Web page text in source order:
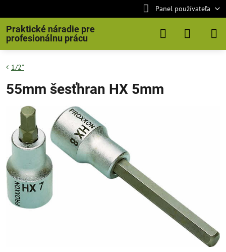
Panel používateľa
Praktické náradie pre
profesionálnu prácu
1/2"
55mm šesťhran HX 5mm